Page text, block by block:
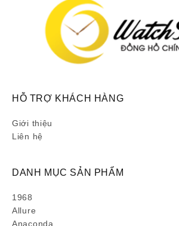
HỖ TRỢ KHÁCH HÀNG
Giới thiệu
Liên hệ
DANH MỤC SẢN PHẨM
1968
Allure
Anaconda